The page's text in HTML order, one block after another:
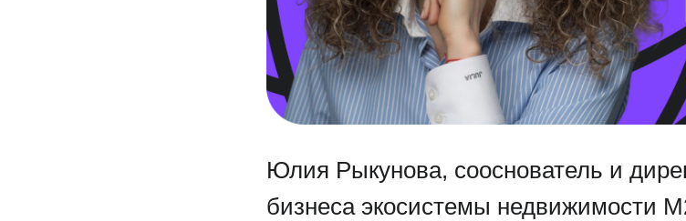
Юлия Рыкунова, сооснователь и
бизнеса экосистемы недвижимости